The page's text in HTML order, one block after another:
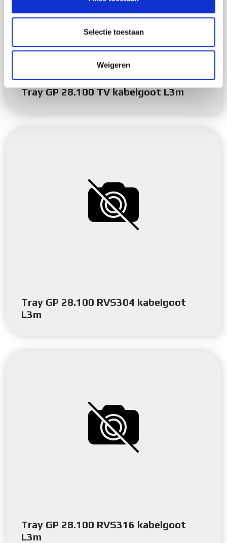
partners voor social media, adverteren en analyse. Deze
partners kunnen deze gegevens combineren met andere
verzameld op basis van uw gebruik van hun services.
Selectie toestaan
Weigeren
Tray GP 28.100 TV kabelgoot L3m
Tray GP 28.100 RVS304 kabelgoot
L3m
Tray GP 28.100 RVS316 kabelgoot
L3m